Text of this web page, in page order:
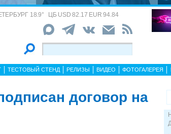
18.9° ЦБ USD 82.17 EUR 94.84
ТЕСТОВЫЙ СТЕНД РЕЛИЗЫ ВИДЕО ФОТОГАЛЕРЕЯ
договор на